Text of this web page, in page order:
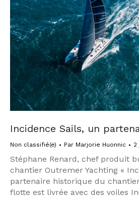
Incidence Sails, un
Non classifié(e) Par Marjorie Huonnic 2
Stéphane Renard, chef produit
chantier Outremer Yachting «
partenaire historique du
flotte est livrée avec des voiles